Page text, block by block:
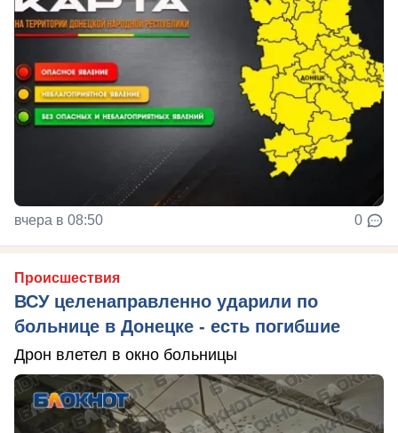
вчера в 08:50 0
Происшествия
ВСУ целенаправленно ударили по
больнице в Донецке - есть погибшие
Дрон влетел в окно больницы